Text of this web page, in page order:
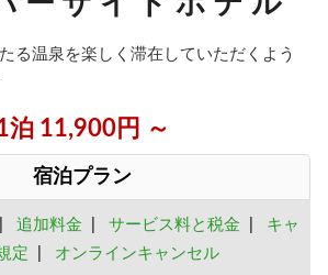
る温泉を楽しく滞在していただくよう
泊 11,900円 ～
宿泊プラン
追加料金 サービス料と税金
キャ
定
オンラインキャンセル